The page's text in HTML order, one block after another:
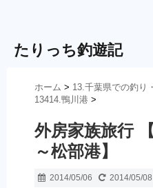
たりっち釣遊記
ホーム > 13.千葉県での釣り
13414.鴨川港 >
外房家族旅行
～松部港】
2014/05/06 2014/05/08